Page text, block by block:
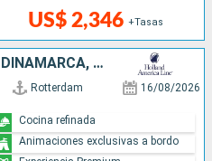
US$ 2,346 +Tasas
PAISES BAJOS, ISLANDIA, DINAMARCA, REINO UNIDO
Rotterdam 16/08/2026
Cocina refinada
Animaciones exclusivas a bordo